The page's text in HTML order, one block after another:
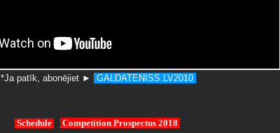
*Ja patīk, abonējiet ► GALDATENISS.LV2010
Schedule Competition Prospectus 2018